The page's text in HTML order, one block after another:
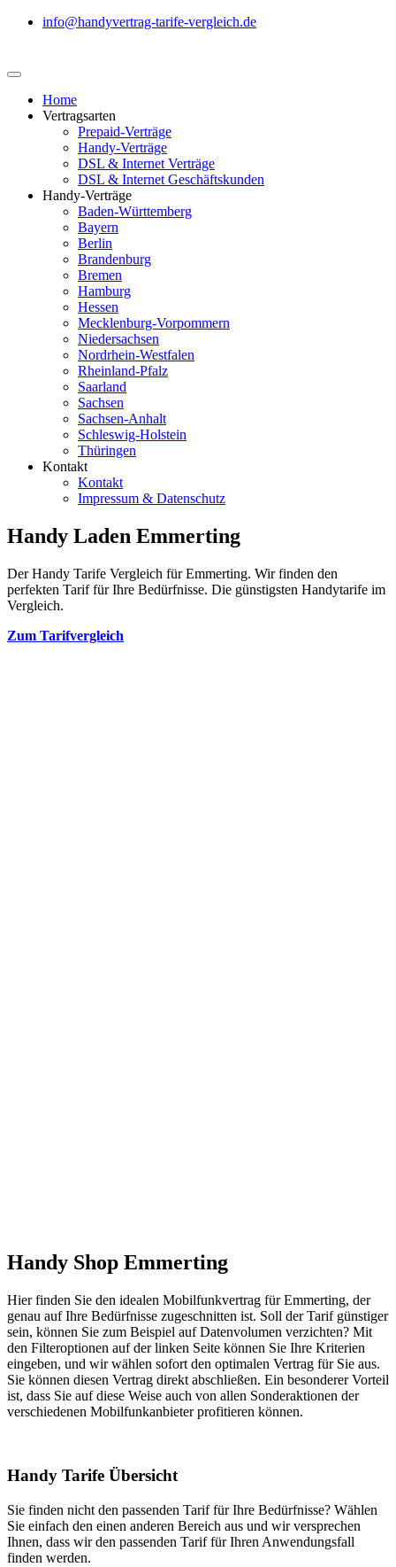
info@handyvertrag-tarife-vergleich.de
Home
Vertragsarten
Prepaid-Verträge
Handy-Verträge
DSL & Internet Verträge
DSL & Internet Geschäftskunden
Handy-Verträge
Baden-Württemberg
Bayern
Berlin
Brandenburg
Bremen
Hamburg
Hessen
Mecklenburg-Vorpommern
Niedersachsen
Nordrhein-Westfalen
Rheinland-Pfalz
Saarland
Sachsen
Sachsen-Anhalt
Schleswig-Holstein
Thüringen
Kontakt
Kontakt
Impressum & Datenschutz
Handy Laden Emmerting
Der Handy Tarife Vergleich für Emmerting. Wir finden den
perfekten Tarif für Ihre Bedürfnisse. Die günstigsten Handytarife im
Vergleich.
Zum Tarifvergleich
Handy Shop Emmerting
Hier finden Sie den idealen Mobilfunkvertrag für Emmerting, der
genau auf Ihre Bedürfnisse zugeschnitten ist. Soll der Tarif günstiger
sein, können Sie zum Beispiel auf Datenvolumen verzichten? Mit
den Filteroptionen auf der linken Seite können Sie Ihre Kriterien
eingeben, und wir wählen sofort den optimalen Vertrag für Sie aus.
Sie können diesen Vertrag direkt abschließen. Ein besonderer Vorteil
ist, dass Sie auf diese Weise auch von allen Sonderaktionen der
verschiedenen Mobilfunkanbieter profitieren können.
Handy Tarife Übersicht
Sie finden nicht den passenden Tarif für Ihre Bedürfnisse? Wählen
Sie einfach den einen anderen Bereich aus und wir versprechen
Ihnen, dass wir den passenden Tarif für Ihren Anwendungsfall
finden werden.